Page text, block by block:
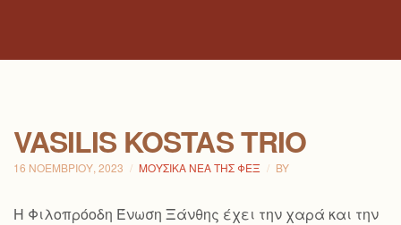
VASILIS KOSTAS TRIO
16 ΝΟΕΜΒΡΊΟΥ, 2023 ΜΟΥΣΙΚΆ ΝΈΑ ΤΗΣ ΦΕΞ BY
H Φιλοπρόοδη Ένωση Ξάνθης έχει την χαρά και την